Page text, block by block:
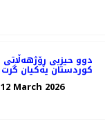
دوو حیزبی ڕۆژهەڵاتی
کوردستان یەکیان گرت
12 March 2026